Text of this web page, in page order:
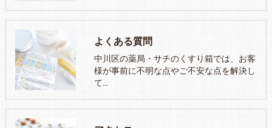
よくある質問
中川区の薬局・サチのくすり箱では、お客
様が事前に不明な点やご不安な点を解決し
て…